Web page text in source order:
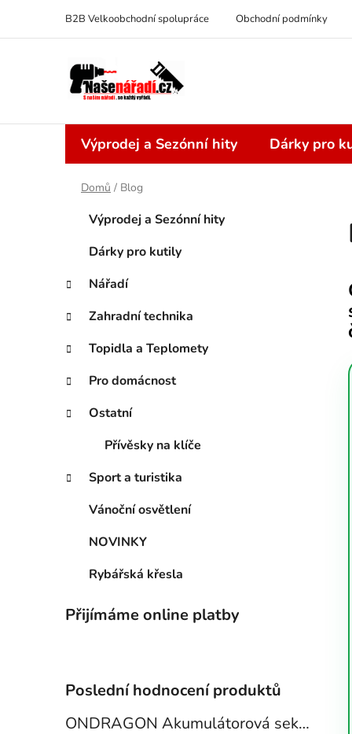
obsah
B2B Velkoobchodní spolupráce Obchodní podmínky
Výprodej a Sezónní hity Dárky pro
Domů / Blog
t
r
a
n
í
a
l
Přeskočit
kategorie
g
r
e
Výprodej a Sezónní hity
Dárky pro kutily
Nářadí
Zahradní technika
Topidla a Teplomety
Pro domácnost
Ostatní
Přívěsky na klíče
Sport a turistika
Vánoční osvětlení
NOVINKY
Rybářská křesla
Přijímáme online platby
Poslední hodnocení produktů
ONDRAGON Akumulátorová sekačka 2v1 XXL 36 V – sada se 2 bateriemi, podvozkem a příslušenstvím
i